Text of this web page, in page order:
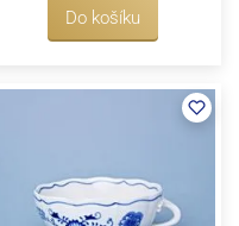
Do košíku